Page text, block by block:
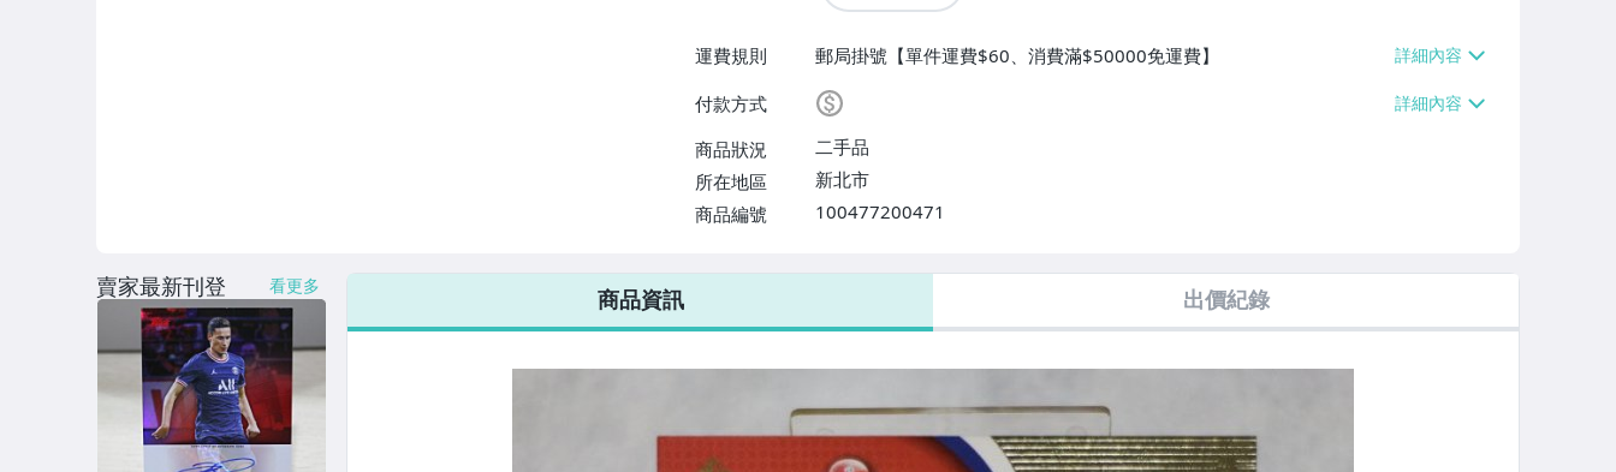
運費規則
郵局掛號【單件運費$60、消費滿$50000免運費】
付款方式
商品狀況
二手品
所在地區
新北市
商品編號
100477200471
商品資訊 出價紀錄
賣家最新刊登 看更多